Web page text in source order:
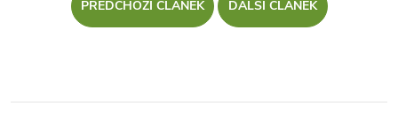
PŘEDCHOZÍ ČLÁNEK DALŠÍ ČLÁNEK